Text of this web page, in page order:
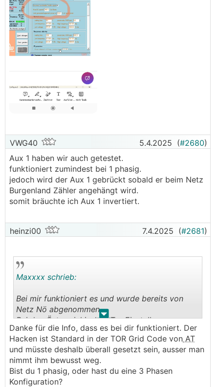
VWG40 5.4.2025 (#2680)
Aux 1 haben wir auch getestet.
funktioniert zumindest bei 1 phasig.
jedoch wird der Aux 1 gebrückt sobald er beim Netz
Burgenland Zähler angehängt wird.
somit bräuchte ich Aux 1 invertiert.
heinzi00 7.4.2025 (#2681)
. .
Maxxxx schrieb:
Bei mir funktioniert es und wurde bereits von
Netz Nö abgenommen.
Bei den Österreichischen Tor Einstellungen muss
ein Hacken gesetzt sein.
Danke für die Info, dass es bei dir funktioniert. Der
Hacken ist Standard in der TOR Grid Code von AT
und müsste deshalb überall gesetzt sein, ausser man
nimmt ihm bewusst weg.
Bist du 1 phasig, oder hast du eine 3 Phasen
Konfiguration?